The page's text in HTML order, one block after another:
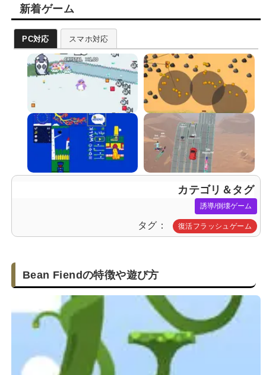
新着ゲーム
PC対応 スマホ対応
カテゴリ＆タグ
誘導/倒壊ゲーム
タグ 復活フラッシュゲーム
Bean Fiendの特徴や遊び方